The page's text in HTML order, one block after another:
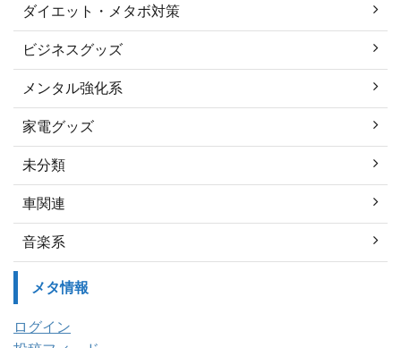
ダイエット・メタボ対策
ビジネスグッズ
メンタル強化系
家電グッズ
未分類
車関連
音楽系
メタ情報
ログイン